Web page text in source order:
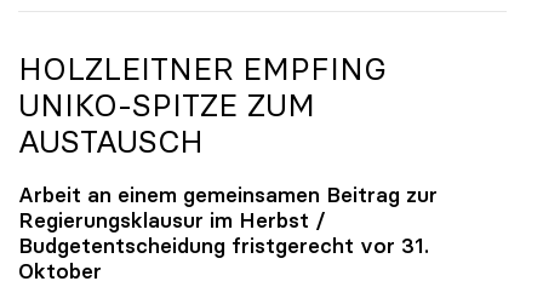
HOLZLEITNER EMPFING
UNIKO-SPITZE ZUM
AUSTAUSCH
Arbeit an einem gemeinsamen Beitrag zur
Regierungsklausur im Herbst /
Budgetentscheidung fristgerecht vor 31.
Oktober